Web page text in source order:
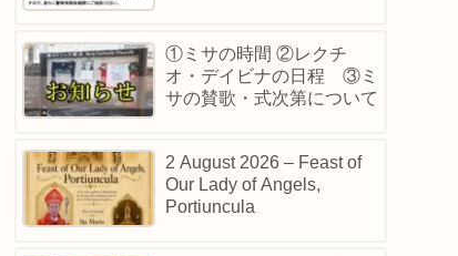
①ミサの時間 ②レクチ
オ・デイビナの日程 ③ミ
サの賛歌・式次第について
2 August 2026 – Feast of
Our Lady of Angels,
Portiuncula